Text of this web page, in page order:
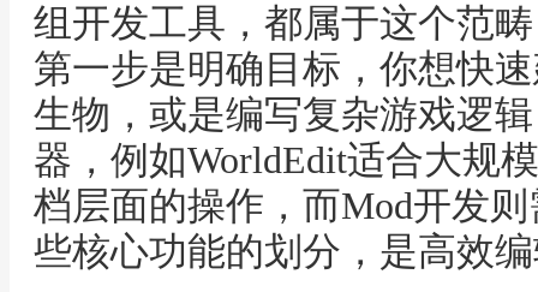
组开发工具，都属于这个范
第一步是明确目标，你想快
生物，或是编写复杂游戏逻
器，例如WorldEdit适合大规
档层面的操作，而Mod开发
些核心功能的划分，是高效